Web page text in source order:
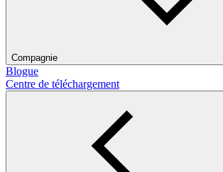
Compagnie
Blogue
Centre de téléchargement